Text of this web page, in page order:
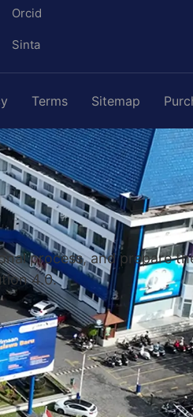
Orcid
Sinta
Terms Sitemap
process, and prepare
4.0.